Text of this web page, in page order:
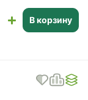
В корзину